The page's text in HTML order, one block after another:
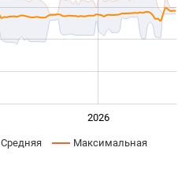
2026
Средняя Максимальная